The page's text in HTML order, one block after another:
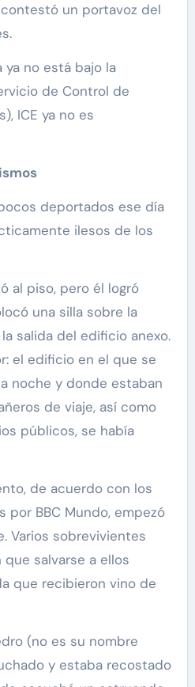
un portavoz del
ya no está bajo la
de Control de
ICE ya no es
deportados ese día
ilesos de los
al piso, pero él logró
una silla sobre la
salida del edificio anexo.
el edificio en el que se
noche y donde estaban
de viaje, así como
públicos, se había
de acuerdo con los
BBC Mundo, empezó
Varios sobrevivientes
salvarse a ellos
que recibieron vino de
(no es su nombre
y estaba recostado